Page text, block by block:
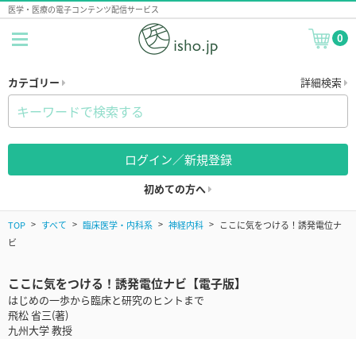
医学・医療の電子コンテンツ配信サービス
0
カテゴリー 詳細検索
ログイン／新規登録
初めての方へ
TOP すべて 臨床医学・内科系 神経内科
ここに気をつける！誘発電位ナ
ビ
ここに気をつける！誘発電位ナビ【電子版】
はじめの一歩から臨床と研究のヒントまで
飛松 省三(著)
九州大学 教授